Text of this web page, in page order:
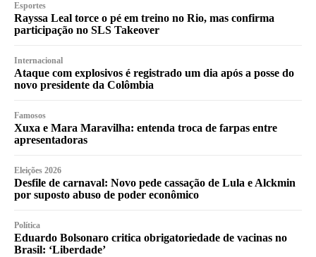
Esportes
Rayssa Leal torce o pé em treino no Rio, mas confirma
participação no SLS Takeover
Internacional
Ataque com explosivos é registrado um dia após a posse do
novo presidente da Colômbia
Famosos
Xuxa e Mara Maravilha: entenda troca de farpas entre
apresentadoras
Eleições 2026
Desfile de carnaval: Novo pede cassação de Lula e Alckmin
por suposto abuso de poder econômico
Política
Eduardo Bolsonaro critica obrigatoriedade de vacinas no
Brasil: ‘Liberdade’